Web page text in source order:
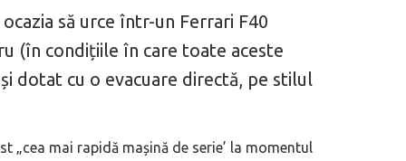
să urce într-un Ferrari F40
(în condițiile în care toate aceste
dotat cu o evacuare directă, pe stilul
„cea mai rapidă mașină de serie’ la momentul